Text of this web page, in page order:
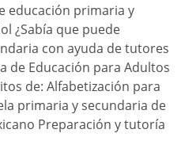
educación primaria y
¿Sabía que puede
con ayuda de tutores
de Educación para Adultos
de: Alfabetización para
primaria y secundaria de
Preparación y tutoría